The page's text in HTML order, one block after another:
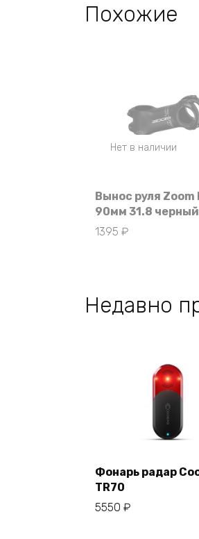
Похожие
Нет в наличии
Вынос руля Zoom
90мм 31.8 черный
1395 ₽
Недавно
Фонарь радар
TR70
5550 ₽